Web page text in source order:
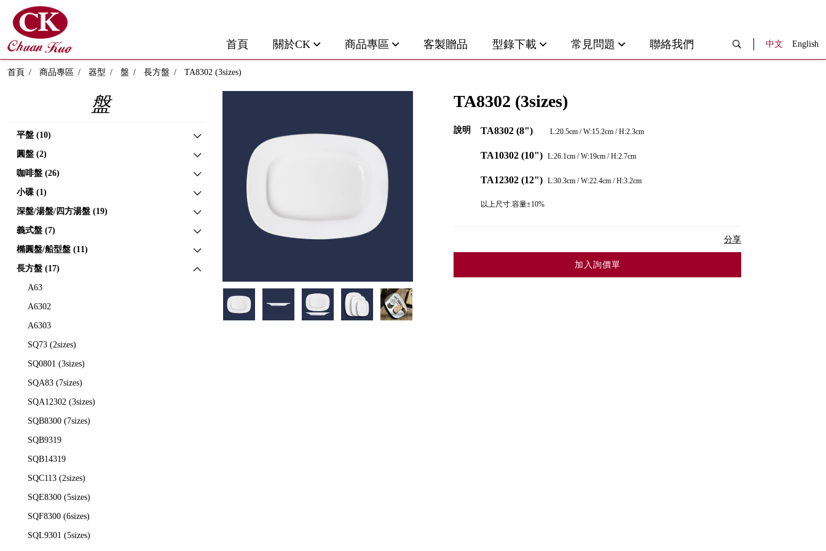
首頁 關於CK 商品專區 客製贈品 型錄下載 常見問題 聯絡我們 中文 English
首頁 商品專區 器型 盤 長方盤 TA8302 (3sizes)
盤
平盤 (10)
圓盤 (2)
咖啡盤 (26)
小碟 (1)
深盤/湯盤/四方湯盤 (19)
義式盤 (7)
橢圓盤/船型盤 (11)
長方盤 (17)
A63
A6302
A6303
SQ73 (2sizes)
SQ0801 (3sizes)
SQA83 (7sizes)
SQA12302 (3sizes)
SQB8300 (7sizes)
SQB9319
SQB14319
SQC113 (2sizes)
SQE8300 (5sizes)
SQF8300 (6sizes)
SQL9301 (5sizes)
TA8302 (3sizes)
說明 TA8302 (8") L:20.5cm / W:15.2cm / H:2.3cm
TA10302 (10") L:26.1cm / W:19cm / H:2.7cm
TA12302 (12") L:30.3cm / W:22.4cm / H:3.2cm
以上尺寸.容量±10%
分享
加入詢價單